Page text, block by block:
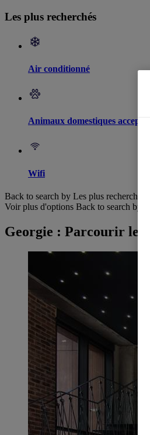
Les plus recherchés
Air conditionné
Animaux domestiques acceptés
Wifi
Back to search by Les plus recherchés
Voir plus d'options Back to search by
Georgie : Parcourir les